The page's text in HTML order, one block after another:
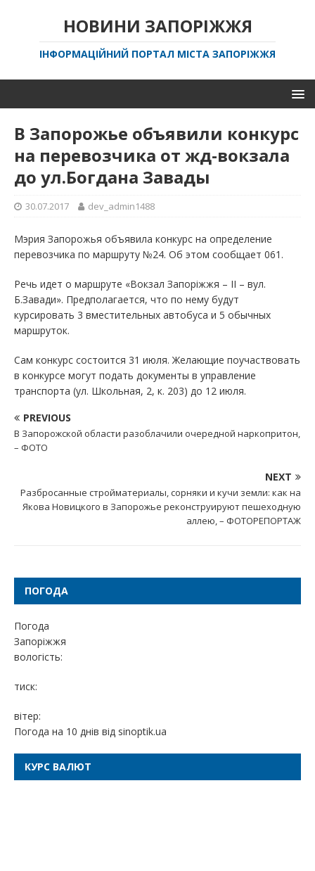
НОВИНИ ЗАПОРІЖЖЯ
ІНФОРМАЦІЙНИЙ ПОРТАЛ МІСТА ЗАПОРІЖЖЯ
В Запорожье объявили конкурс
на перевозчика от жд-вокзала
до ул.Богдана Завады
30.07.2017 dev_admin1488
Мэрия Запорожья объявила конкурс на определение
перевозчика по маршруту №24. Об этом сообщает 061.
Речь идет о маршруте «Вокзал Запоріжжя – ІІ – вул.
Б.Завади». Предполагается, что по нему будут
курсировать 3 вместительных автобуса и 5 обычных
маршруток.
Сам конкурс состоится 31 июля. Желающие поучаствовать
в конкурсе могут подать документы в управление
транспорта (ул. Школьная, 2, к. 203) до 12 июля.
PREVIOUS
В Запорожской области разоблачили очередной наркопритон,
– ФОТО
NEXT
Разбросанные стройматериалы, сорняки и кучи земли: как на
Якова Новицкого в Запорожье реконструируют пешеходную
аллею, – ФОТОРЕПОРТАЖ
ПОГОДА
Погода
Запоріжжя
вологість:
тиск:
вітер:
Погода на 10 днів від sinoptik.ua
КУРС ВАЛЮТ